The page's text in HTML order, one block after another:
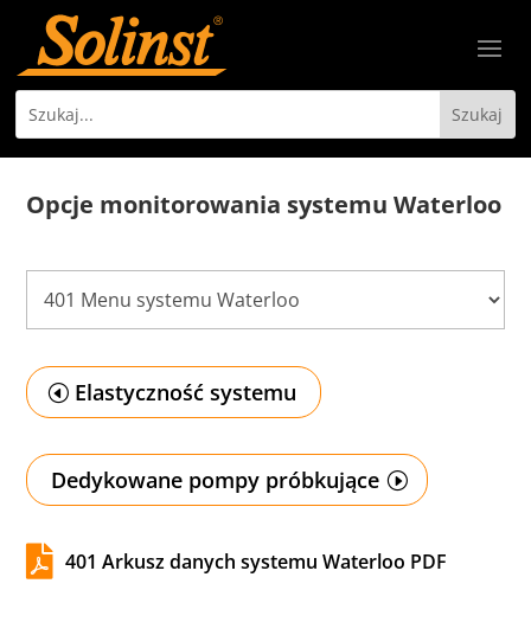
Opcje monitorowania systemu Waterloo
Elastyczność systemu
Dedykowane pompy próbkujące
 401 Arkusz danych systemu Waterloo PDF